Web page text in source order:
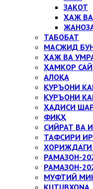
ЗАКОТ
ҲАЖ
ТАБОБАТ
МАСЖИД
ҲАЖ ВА
ҲАМКОР
АЛОҚА
ҚУРЪОНИ
ҚУРЪОНИ
ҲАДИСИ
ФИҚҲ
СИЙРАТ ВА
ТАФСИРИ
РАМАЗОН-
РАМАЗОН-
МУФТИЙ
KUTUBXONA